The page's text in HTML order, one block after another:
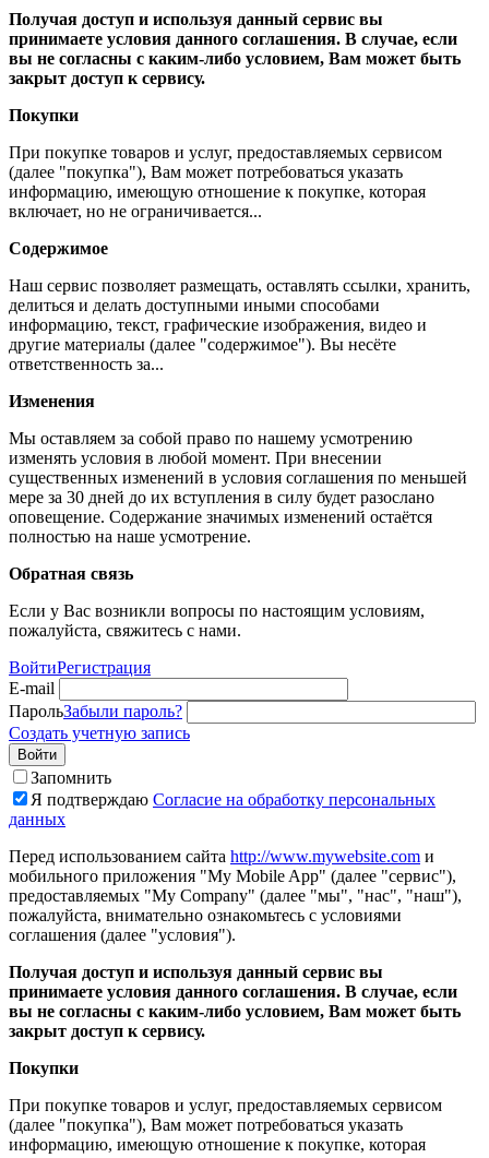
Получая доступ и используя данный сервис вы
принимаете условия данного соглашения. В случае, если
вы не согласны с каким-либо условием, Вам может быть
закрыт доступ к сервису.
Покупки
При покупке товаров и услуг, предоставляемых сервисом
(далее "покупка"), Вам может потребоваться указать
информацию, имеющую отношение к покупке, которая
включает, но не ограничивается...
Содержимое
Наш сервис позволяет размещать, оставлять ссылки, хранить,
делиться и делать доступными иными способами
информацию, текст, графические изображения, видео и
другие материалы (далее "содержимое"). Вы несёте
ответственность за...
Изменения
Мы оставляем за собой право по нашему усмотрению
изменять условия в любой момент. При внесении
существенных изменений в условия соглашения по меньшей
мере за 30 дней до их вступления в силу будет разослано
оповещение. Содержание значимых изменений остаётся
полностью на наше усмотрение.
Обратная связь
Если у Вас возникли вопросы по настоящим условиям,
пожалуйста, свяжитесь с нами.
ВойтиРегистрация
E-mail
ПарольЗабыли пароль?
Создать учетную запись
Войти
Запомнить
Я подтверждаю Согласие на обработку персональных
данных
Перед использованием сайта http://www.mywebsite.com и
мобильного приложения "My Mobile App" (далее "сервис"),
предоставляемых "My Company" (далее "мы", "нас", "наш"),
пожалуйста, внимательно ознакомьтесь с условиями
соглашения (далее "условия").
Получая доступ и используя данный сервис вы
принимаете условия данного соглашения. В случае, если
вы не согласны с каким-либо условием, Вам может быть
закрыт доступ к сервису.
Покупки
При покупке товаров и услуг, предоставляемых сервисом
(далее "покупка"), Вам может потребоваться указать
информацию, имеющую отношение к покупке, которая